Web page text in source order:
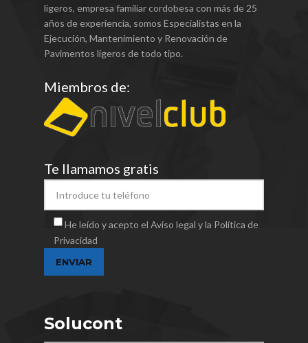
ligeros, empresa familiar cordobesa con más de 25
años de experiencia, somos Especialistas en la
Ejecución, Mantenimiento y Renovación de
Pavimentos ligeros de todo tipo.
Miembros de:
Te llamamos gratis
He leído y acepto el Aviso legal y la Política de
Privacidad
Solucont